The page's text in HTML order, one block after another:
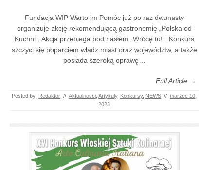
Fundacja WIP Warto im Pomóc już po raz dwunasty
organizuje akcję rekomendującą gastronomię „Polska od
Kuchni”. Akcja przebiega pod hasłem „Wrócę tu!”. Konkurs
szczyci się poparciem władz miast oraz województw, a także
posiada szeroką oprawę…
Full Article →
Posted by: Redaktor // Aktualności Artykuły, Konkursy, NEWS // marzec 10,
2023